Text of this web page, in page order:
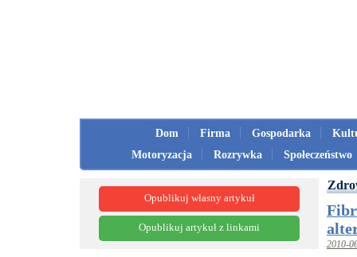
Dom Firma Gospodarka
Motoryzacja
Rozrywka Społeczeństwo
2010-
Opublikuj własny artykuł
Opublikuj artykuł z linkami